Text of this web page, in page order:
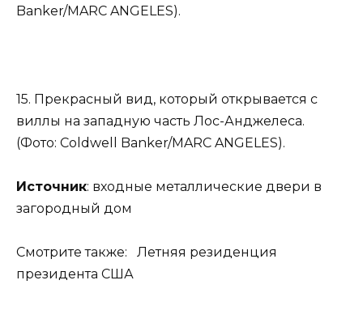
Banker/MARC ANGELES).
15. Прекрасный вид, который открывается с
виллы на западную часть Лос-Анджелеса.
(Фото: Coldwell Banker/MARC ANGELES).
Источник: входные металлические двери в
загородный дом
Смотрите также: Летняя резиденция
президента США